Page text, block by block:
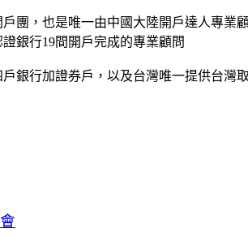
團，也是唯一由中國大陸開戶達人專
銀行19間開戶完成的專業顧問
銀行加證券戶，以及台灣唯一提供台